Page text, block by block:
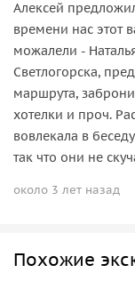
Алексей
времени нас этот
можалели -
Светлогорска,
маршрута,
хотелки и проч.
вовлекала в
так что они не
около 3 лет назад
Похожие